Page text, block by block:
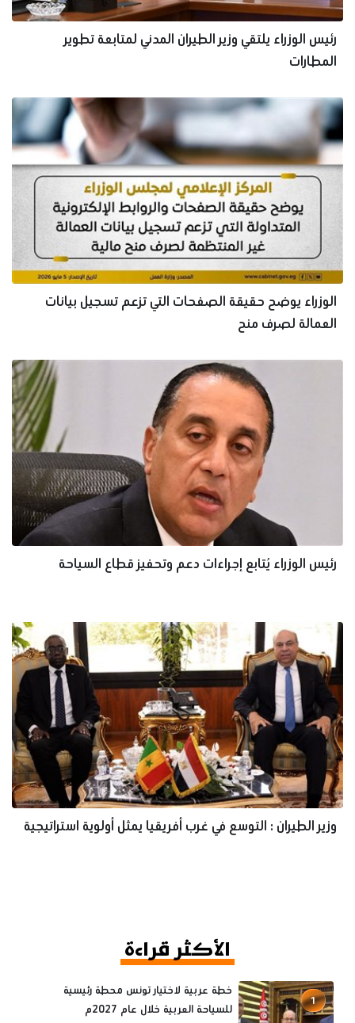
رئيس الوزراء يلتقي وزير الطيران المدني لمتابعة تطوير
المطارات
الوزراء يوضح حقيقة الصفحات التي تزعم تسجيل بيانات
العمالة لصرف منح
رئيس الوزراء يُتابع إجراءات دعم وتحفيز قطاع السياحة
وزير الطيران : التوسع في غرب أفريقيا يمثل أولوية استراتيجية
الأكثر قراءة
1
خطة عربية لاختيار تونس محطة رئيسية
للسياحة العربية خلال عام 2027م